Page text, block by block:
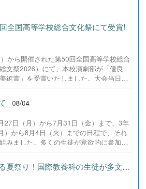
全国高等学校総合文化祭にて受賞!
から開催された第50回全国高等学校総合
文祭2026）にて、本校演劇部が「優良
術賞」を受賞いたしました。大会当日
ちもこれまで積み重ねてきた練習の成果
堂々と舞台に立ちました。緊張感のある
て、一人一人が役割を果たし、心を込め
にあたり、多大なるご支援・ご協力をいた
皆様、ならびに心温まるご寄付や温かい
ださった地域の皆様方に、心より感謝申
からの温かいご支援が部員たちの大きな
の舞台で最高のパフォーマンスと演技を
ました。今回の経験を糧に、さらに表現
08/04
27日（月）から7月31日（金）まで、3年
）から8月4日（火）までの日程で、それ
みました。多くの生徒が意欲的に参加
習内容の復習や発展的な内容、受験に向
剣に取り組む姿が見られました。夏期講
習習慣や知識を、今後の学校生活や学習
人がさらなる成長につなげてくれること
【世界とつながる夏祭り！国際教養科の生徒が多文化共生ボランテ...